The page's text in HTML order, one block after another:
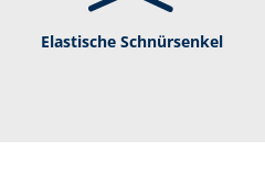
Elastische Schnür­senkel